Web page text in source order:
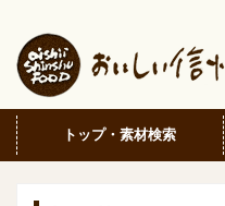
トップ・素材検索